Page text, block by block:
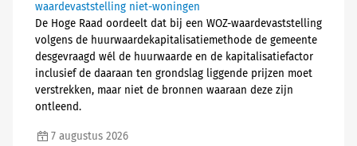
waardevaststelling niet-woningen
De Hoge Raad oordeelt dat bij een WOZ-waardevaststelling
volgens de huurwaardekapitalisatiemethode de gemeente
desgevraagd wél de huurwaarde en de kapitalisatiefactor
inclusief de daaraan ten grondslag liggende prijzen moet
verstrekken, maar niet de bronnen waaraan deze zijn
ontleend.
7 augustus 2026